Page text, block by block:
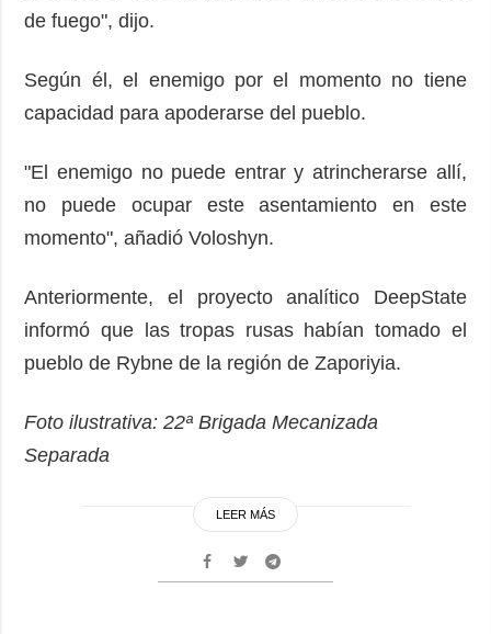
de fuego", dijo.
Según él, el enemigo por el momento no tiene
capacidad para apoderarse del pueblo.
"El enemigo no puede entrar y atrincherarse allí,
no puede ocupar este asentamiento en este
momento", añadió Voloshyn.
Anteriormente, el proyecto analítico DeepState
informó que las tropas rusas habían tomado el
pueblo de Rybne de la región de Zaporiyia.
Foto ilustrativa: 22ª Brigada Mecanizada
Separada
LEER MÁS